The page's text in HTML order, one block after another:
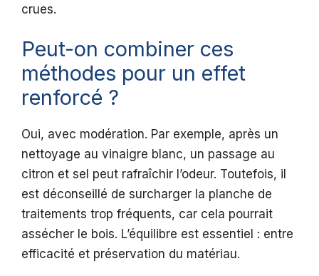
crues.
Peut-on combiner ces
méthodes pour un effet
renforcé ?
Oui, avec modération. Par exemple, après un
nettoyage au vinaigre blanc, un passage au
citron et sel peut rafraîchir l’odeur. Toutefois, il
est déconseillé de surcharger la planche de
traitements trop fréquents, car cela pourrait
assécher le bois. L’équilibre est essentiel : entre
efficacité et préservation du matériau.